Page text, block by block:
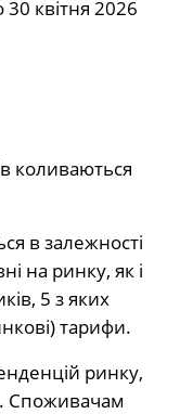
квітня 2026
коливаються
в залежності
на ринку, як і
5 з яких
тарифи.
ринку,
Споживачам